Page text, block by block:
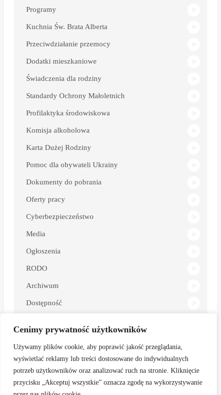
Cenimy prywatność użytkowników
Używamy plików cookie, aby poprawić jakość przeglądania,
wyświetlać reklamy lub treści dostosowane do indywidualnych
potrzeb użytkowników oraz analizować ruch na stronie. Kliknięcie
przycisku „Akceptuj wszystkie” oznacza zgodę na wykorzystywanie
Programy
Kuchnia Św. Brata Alberta
Przeciwdziałanie przemocy
Dodatki mieszkaniowe
Świadczenia dla rodziny
Standardy Ochrony Małoletnich
Profilaktyka środowiskowa
Komisja alkoholowa
Karta Dużej Rodziny
Pomoc dla obywateli Ukrainy
Dokumenty do pobrania
Oferty pracy
Cyberbezpieczeństwo
Media
Ogłoszenia
RODO
Archiwum
Dostępność
Strona została opracowana w ramach projektu